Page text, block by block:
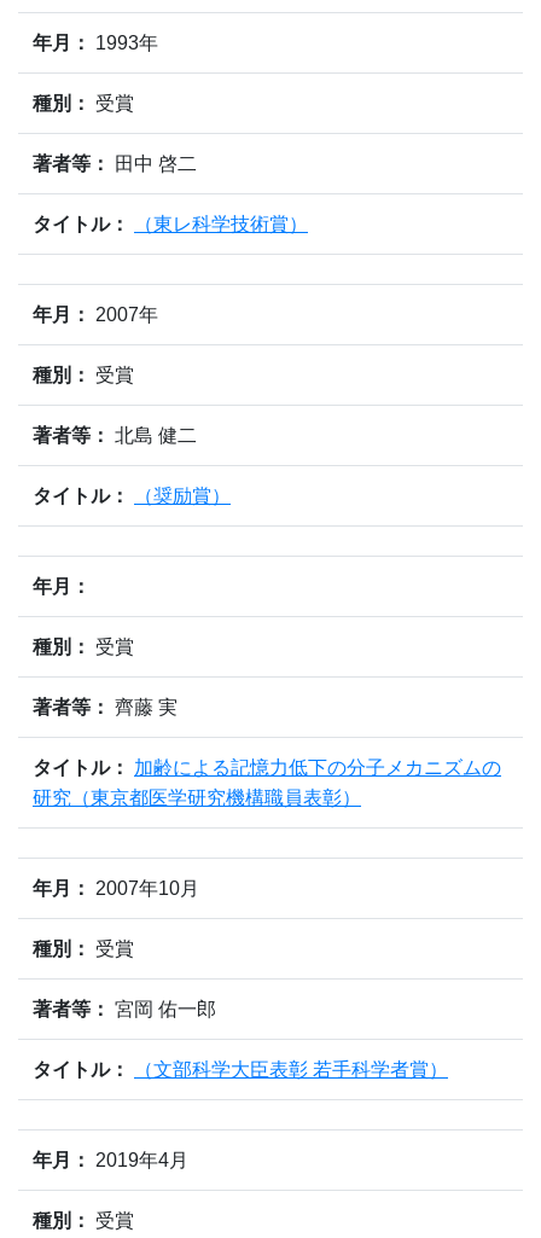
年月： 1993年
種別： 受賞
著者等： 田中 啓二
タイトル： （東レ科学技術賞）
年月： 2007年
種別： 受賞
著者等： 北島 健二
タイトル： （奨励賞）
年月：
種別： 受賞
著者等： 齊藤 実
タイトル：
加齢による記憶力低下の分子メカニズムの
研究（東京都医学研究機構職員表彰）
年月： 2007年10月
種別： 受賞
著者等： 宮岡 佑一郎
タイトル： （文部科学大臣表彰 若手科学者賞）
年月： 2019年4月
種別： 受賞